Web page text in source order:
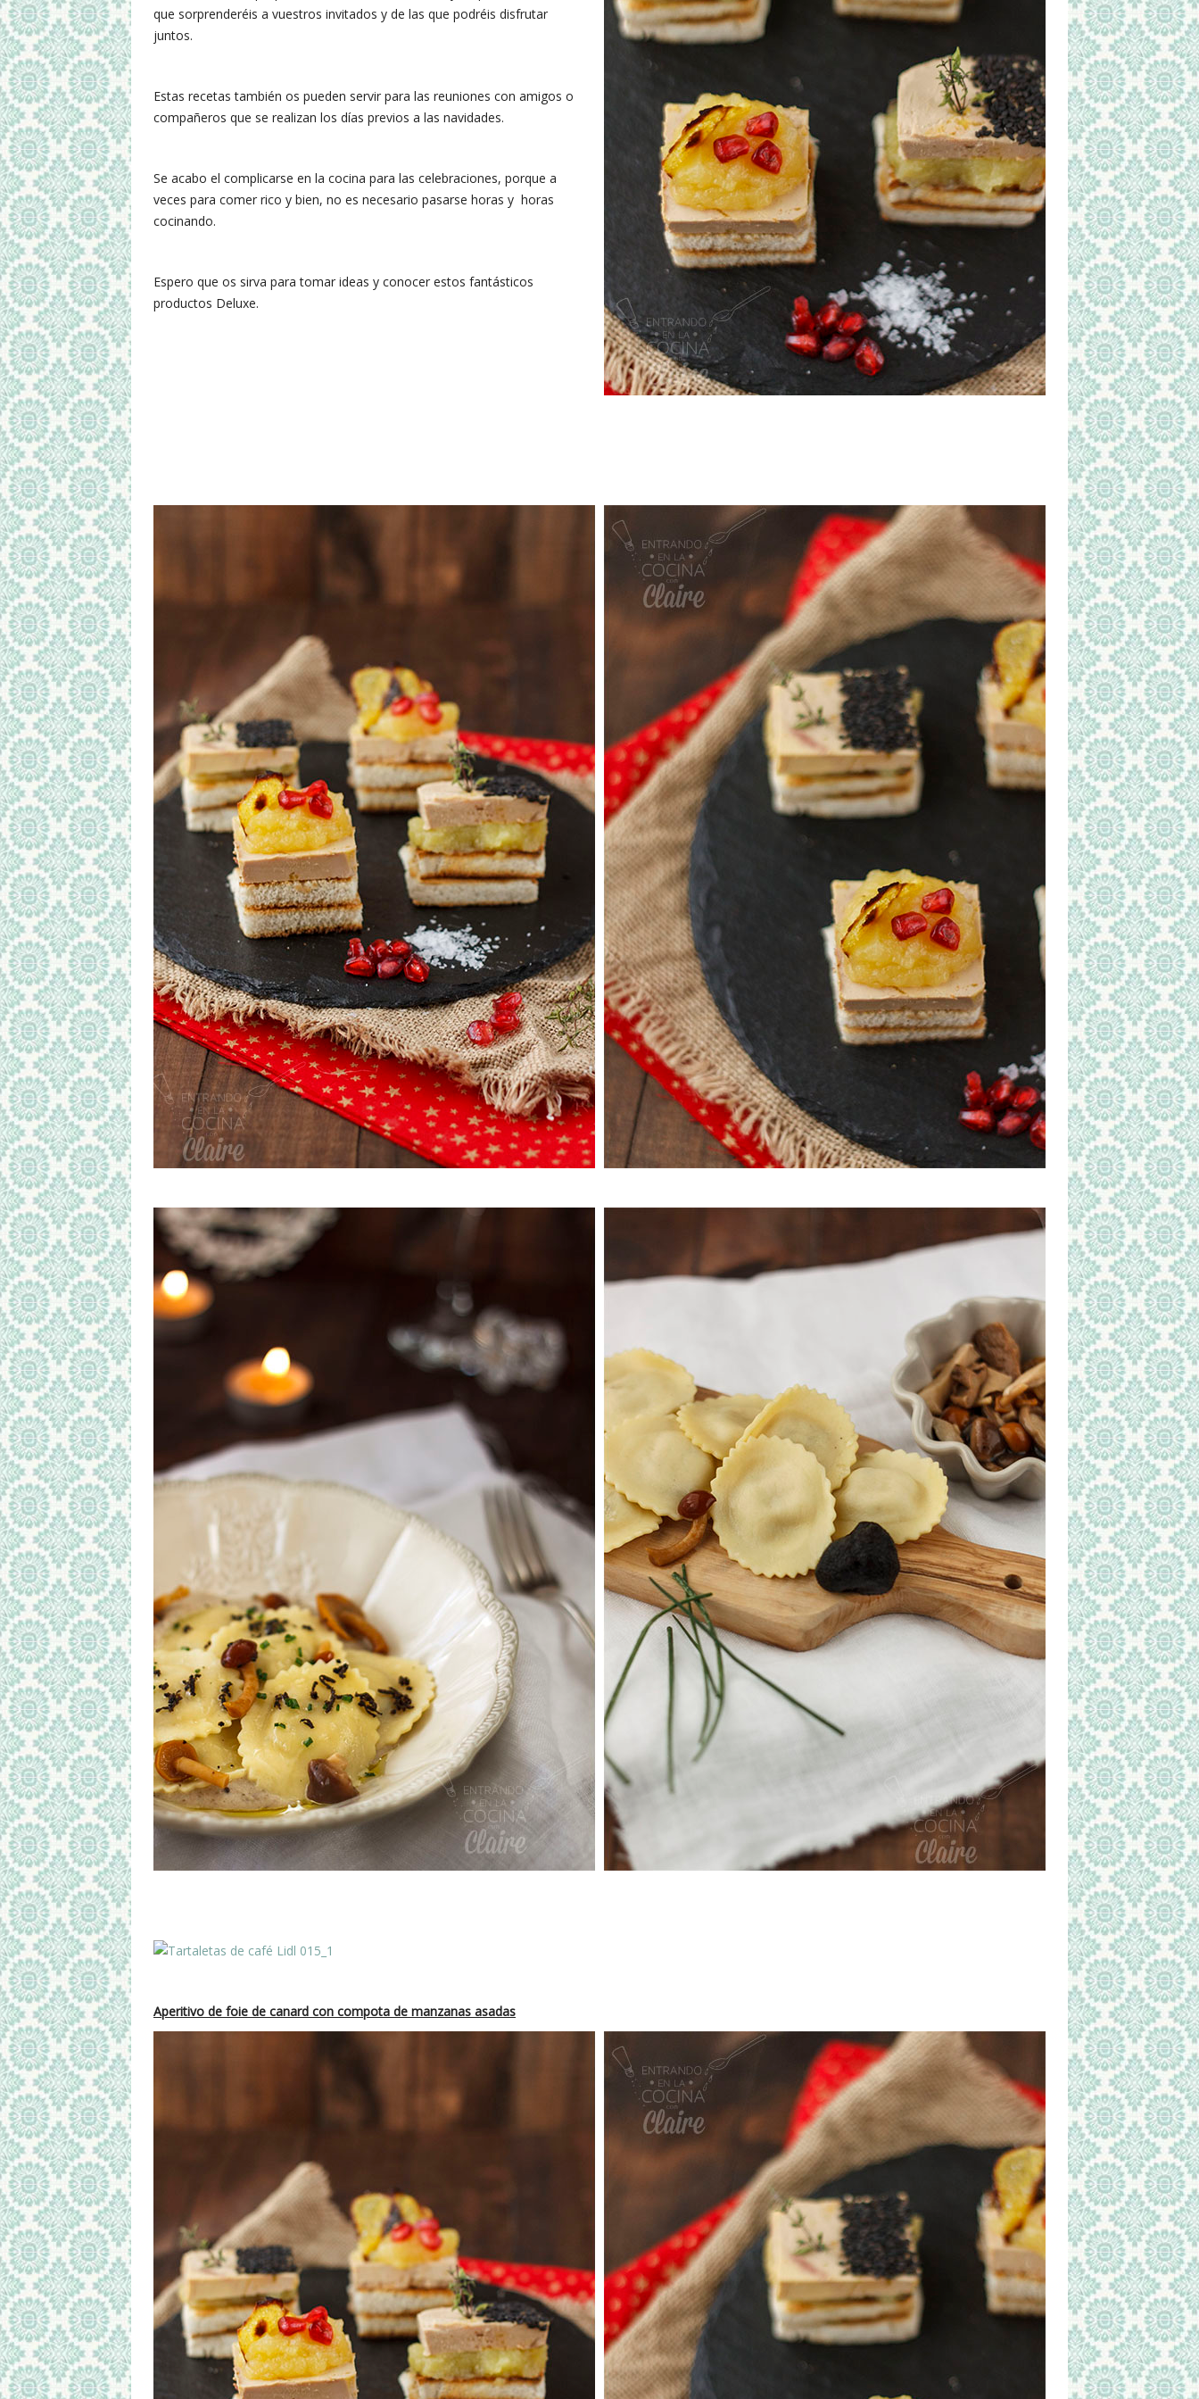
que sorprenderéis a vuestros invitados y de las que podréis disfrutar
juntos.
Estas recetas también os pueden servir para las reuniones con amigos o
compañeros que se realizan los días previos a las navidades.
Se acabo el complicarse en la cocina para las celebraciones, porque a
veces para comer rico y bien, no es necesario pasarse horas y horas
cocinando.
Espero que os sirva para tomar ideas y conocer estos fantásticos
productos Deluxe.
Aperitivo de foie de canard con compota de manzanas asadas